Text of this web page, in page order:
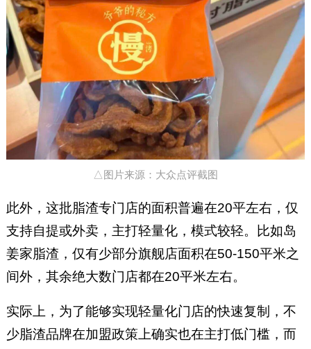
△图片来源：大众点评截图
此外，这批脂渣专门店的面积普遍在20平左右，仅
支持自提或外卖，主打轻量化，模式较轻。比如岛
姜家脂渣，仅有少部分旗舰店面积在50-150平米之
间外，其余绝大数门店都在20平米左右。
实际上，为了能够实现轻量化门店的快速复制，不
少脂渣品牌在加盟政策上确实也在主打低门槛，而